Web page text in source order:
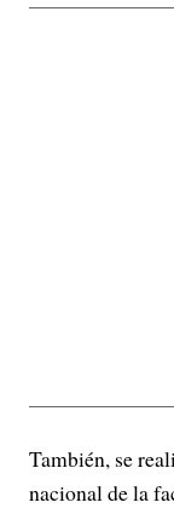
También, se
nacional de la